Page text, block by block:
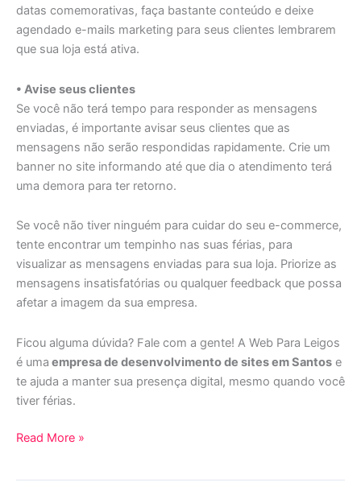
datas comemorativas, faça bastante conteúdo e deixe
agendado e-mails marketing para seus clientes lembrarem
que sua loja está ativa.
• Avise seus clientes
Se você não terá tempo para responder as mensagens
enviadas, é importante avisar seus clientes que as
mensagens não serão respondidas rapidamente. Crie um
banner no site informando até que dia o atendimento terá
uma demora para ter retorno.
Se você não tiver ninguém para cuidar do seu e-commerce,
tente encontrar um tempinho nas suas férias, para
visualizar as mensagens enviadas para sua loja. Priorize as
mensagens insatisfatórias ou qualquer feedback que possa
afetar a imagem da sua empresa.
Ficou alguma dúvida? Fale com a gente! A Web Para Leigos
é uma empresa de desenvolvimento de sites em Santos e
te ajuda a manter sua presença digital, mesmo quando você
tiver férias.
Read More »